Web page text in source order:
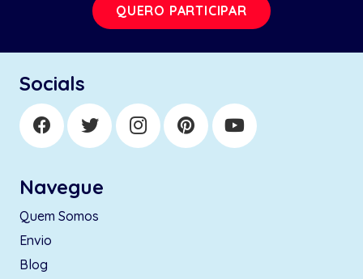
QUERO PARTICIPAR
Socials
Navegue
Quem Somos
Envio
Blog